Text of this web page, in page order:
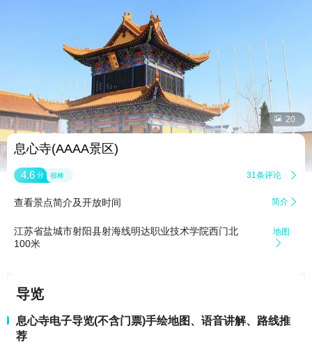
 20
息心寺(AAAA景区)
4.6 分 很棒 31条评论 
查看景点简介及开放时间 简介 
江苏省盐城市射阳县射海线明达职业技术学院西门北
100米
地图

导览
息心寺电子导览(不含门票)手绘地图、语音讲解、路线推
荐